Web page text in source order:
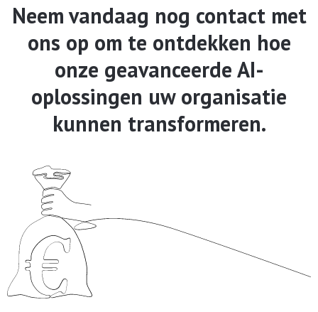
Neem vandaag nog contact met
ons op om te ontdekken hoe
onze geavanceerde AI-
oplossingen uw organisatie
kunnen transformeren.